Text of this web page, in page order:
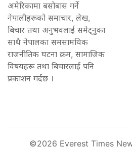
अमेरिकामा बसोबास गर्ने
नेपालीहरूको समाचार, लेख,
बिचार तथा अनुभवलाई समेट्नुका
साथै नेपालका समसामयिक
राजनीतिक घटना क्रम, सामाजिक
विषयहरू तथा बिचारलाई पनि
प्रकाशन गर्दछ ।
©2026 Everest Times News